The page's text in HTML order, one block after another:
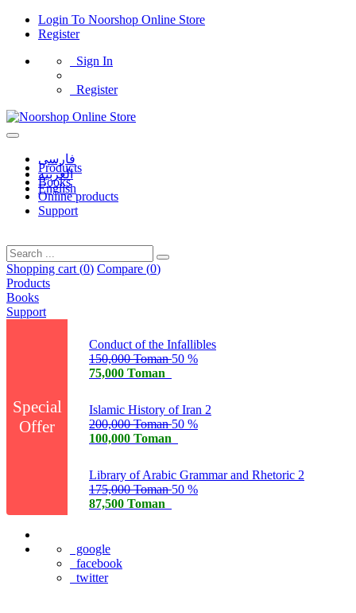
Login To Noorshop Online Store
Register
Sign In
Register
فارسی
العربیه
English
Products
Books
Online products
Support
Shopping cart (0) Compare (0)
Products
Books
Support
Special
Offer
Conduct of the Infallibles
150,000 Toman50 %
75,000 Toman
Islamic History of Iran 2
200,000 Toman50 %
100,000 Toman
Library of Arabic Grammar and Rhetoric 2
175,000 Toman50 %
87,500 Toman
google
facebook
twitter